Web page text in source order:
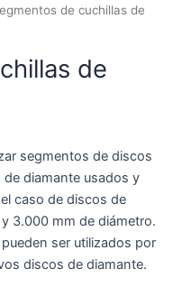
de cuchillas de
de
segmentos de discos
diamante usados y
caso de discos de
3.000 mm de diámetro.
ser utilizados por
discos de diamante.